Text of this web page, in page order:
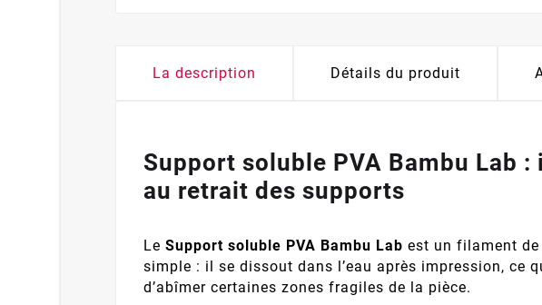
La description Détails du produit
Support soluble PVA Bambu Lab
au retrait des supports
LeSupport soluble PVA Bambu Lab est un filament
simple : il se dissout dans l’eau après impression, ce
d’abîmer certaines zones fragiles de la pièce.